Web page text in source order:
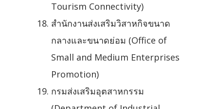
Tourism Connectivity)
สำนักงานส่งเสริมวิสาหกิจขนาด
กลางและขนาดย่อม (Office of
Small and Medium Enterprises
Promotion)
กรมส่งเสริมอุตสาหกรรม